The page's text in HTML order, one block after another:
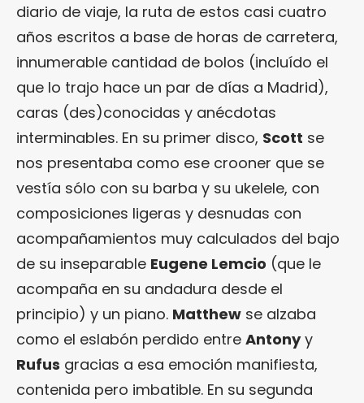
diario de viaje, la ruta de estos casi cuatro
años escritos a base de horas de carretera,
innumerable cantidad de bolos (incluído el
que lo trajo hace un par de días a Madrid),
caras (des)conocidas y anécdotas
interminables. En su primer disco, Scott se
nos presentaba como ese crooner que se
vestía sólo con su barba y su ukelele, con
composiciones ligeras y desnudas con
acompañamientos muy calculados del bajo
de su inseparable Eugene Lemcio (que le
acompaña en su andadura desde el
principio) y un piano. Matthew se alzaba
como el eslabón perdido entre Antonyy
Rufus gracias a esa emoción manifiesta,
contenida pero imbatible. En su segunda